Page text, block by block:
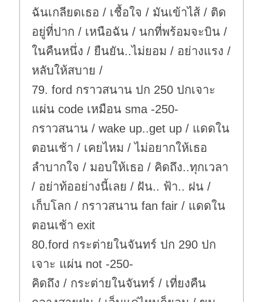
ฉันเกลียดเธอ / เชื้อใจ / มันเข้าไส้ / ติด
อยู่ที่ปาก / เหนือฉัน / นกที่พร้อมจะบิน /
ในคืนหนึ่ง / ยืนยัน..ไม่ยอม / อย่างแรง /
หลับให้สบาย /
79. ford กราวสนาน ปก 250 ปกเจาะ
แผ่น code เหมือน sma -250-
กราวสนาน / wake up..get up / แดดใน
ตอนเช้า / เคยไหม / ไม่อยากให้เธอ
ลำบากใจ / มอบให้เธอ / คิดถึง..ทุกเวลา
/ อย่าท้ออย่างนี้เลย / ฝัน.. ฟ้า.. ฝน /
เก็บโลก / กราวสนาน fan fair / แดดใน
ตอนเช้า exit
80.ford กระต่ายในจันทร์ ปก 290 ปก
เจาะ แผ่น not -250-
คิดถึง / กระต่ายในจันทร์ / เที่ยงคืน